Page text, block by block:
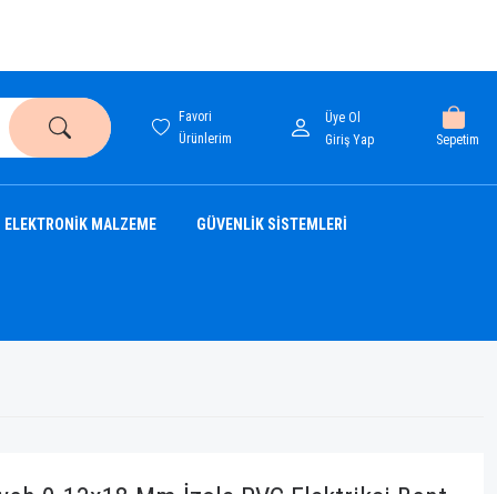
Favori
Ürünlerim
Giriş Yap
Üye Ol
Sepetim
ELEKTRONİK MALZEME GÜVENLİK SİSTEMLERİ